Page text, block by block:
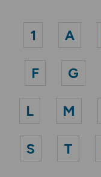
1 A
F G
L M
S T